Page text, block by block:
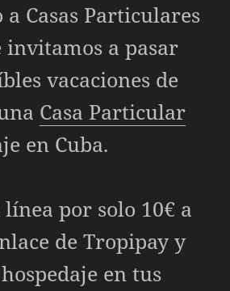
a Casas Particulares
invitamos a pasar
vacaciones de
Casa Particular
en Cuba.
línea por solo 10€ a
de Tropipay y
en tus